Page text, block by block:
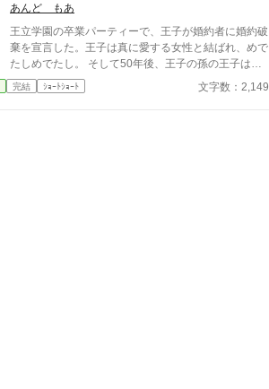
あんど もあ
王立学園の卒業パーティーで、王子が婚約者に婚約破
棄を宣言した。王子は真に愛する女性と結ばれ、めで
たしめでたし。 そして50年後、王子の孫の王子は、
婚約破棄された女性の孫と婚約する事に。そこで明か
された婚約破棄の真実とは。
完結 ｼｮｰﾄｼｮｰﾄ 文字数：2,149